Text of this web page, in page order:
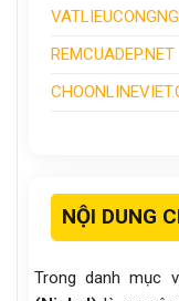
REMCUADEP.NET
NỘI DUNG
Trong danh mục